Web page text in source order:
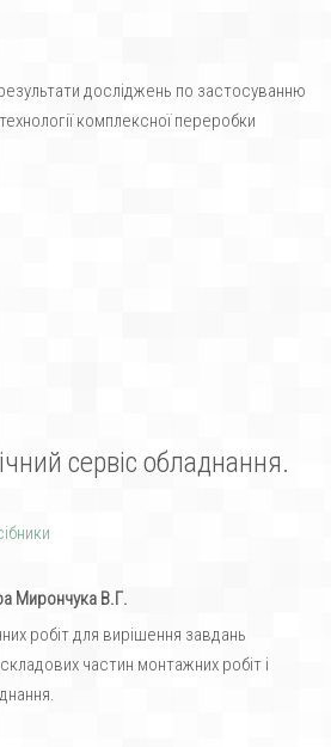
досліджень по застосуванню
комплексної переробки
сервіс обладнання.
Мирончука В.Г.
робіт для вирішення завдань
частин монтажних робіт і